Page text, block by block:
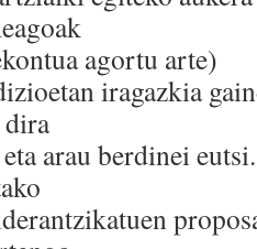
agortu arte)
iragazkia
arau berdinei